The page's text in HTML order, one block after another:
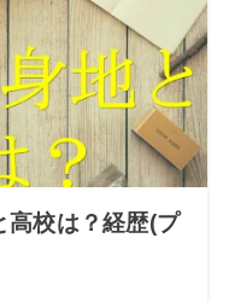
高校は？経歴(プ